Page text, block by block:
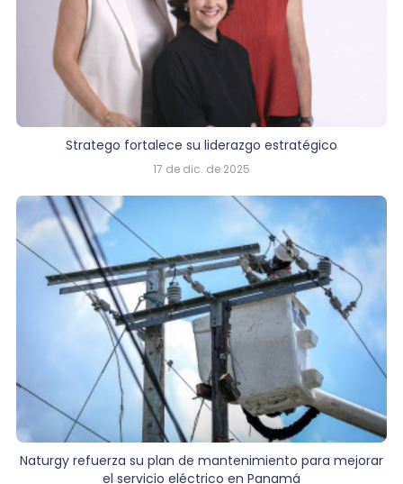
Stratego fortalece su liderazgo estratégico
17 de dic. de 2025
Naturgy refuerza su plan de mantenimiento para mejorar
el servicio eléctrico en Panamá